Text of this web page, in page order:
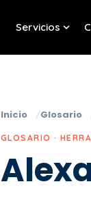
Servicios
Inicio Glosario
GLOSARIO ·